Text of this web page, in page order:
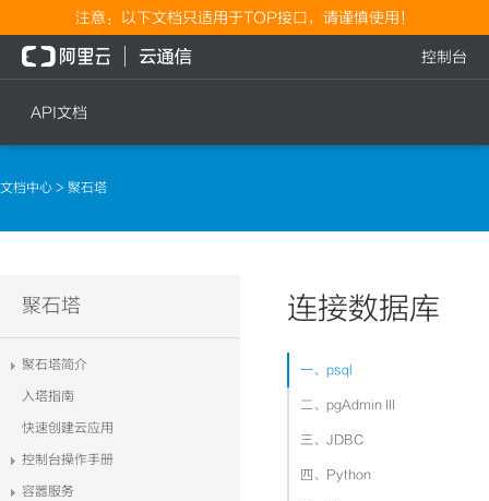
注意：以下文档只适用于TOP接口，请谨慎使用！
API文档
流量充值档位查询
控制台
文档中心 > 聚石塔
聚石塔
聚石塔简介
入塔指南
快速创建云应用
控制台操作手册
容器服务
连接数据库
一、psql
二、pgAdmin III
三、JDBC
四、Python